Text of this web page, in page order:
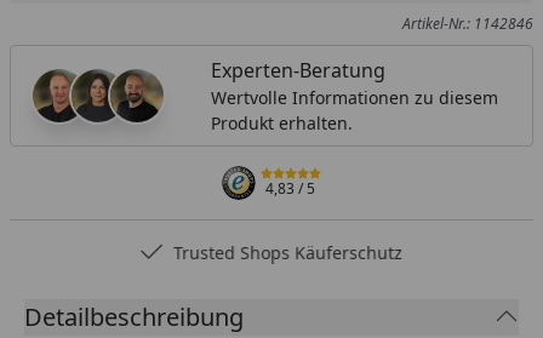
Artikel-Nr.: 1142846
Experten-Beratung
Wertvolle Informationen zu diesem
Produkt erhalten.
4,83/ 5
Trusted Shops Käuferschutz
Detailbeschreibung